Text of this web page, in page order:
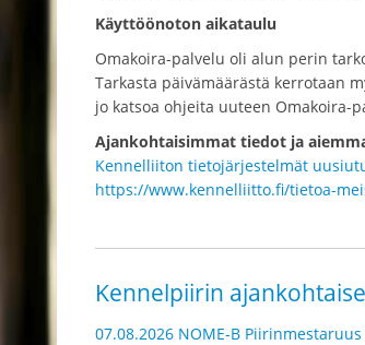
Käyttöönoton aikataulu
Omakoira-palvelu oli alun perin
Tarkasta päivämäärästä kerrotaan
jo katsoa ohjeita uuteen Omakoira-
Ajankohtaisimmat tiedot ja
Kennelliiton tietojärjestelmät
https://www.kennelliitto.fi/tietoa-
Kennelpiirin
07.08.2026 NOME-B